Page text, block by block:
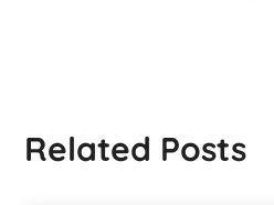
Related Posts